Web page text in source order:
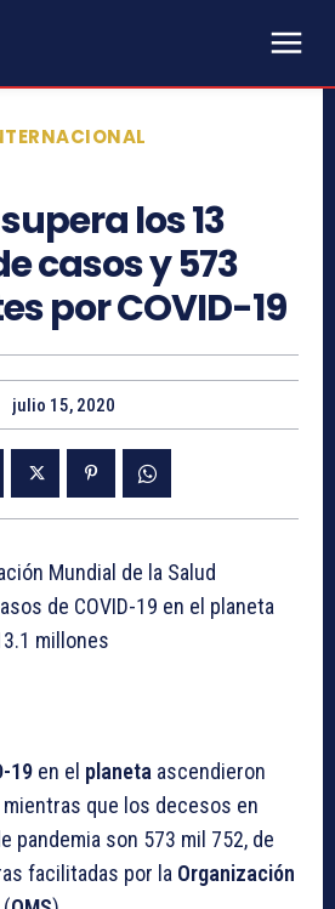
los 13
casos y 573
por COVID-19
julio 15, 2020
Mundial de la Salud
de COVID-19 en el planeta
millones
19 en el planeta ascendieron
mientras que los decesos en
pandemia son 573 mil 752, de
facilitadas por la Organización